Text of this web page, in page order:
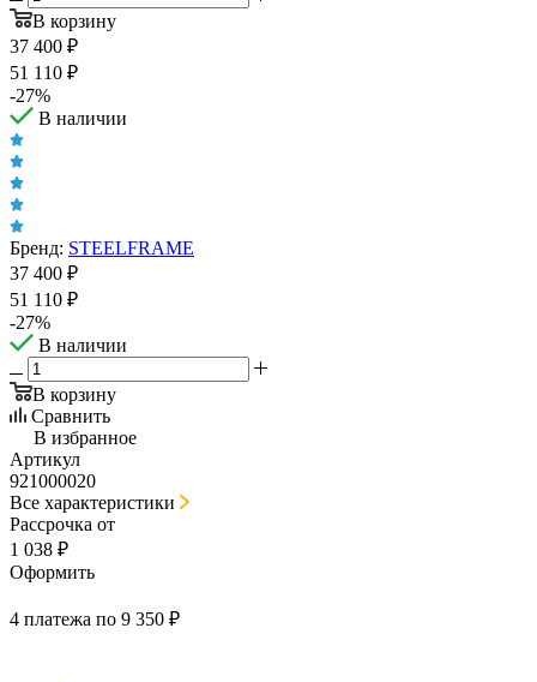
В корзину
37 400 ₽
51 110 ₽
-27%
В наличии
Бренд: STEELFRAME
37 400 ₽
51 110 ₽
-27%
В наличии
В корзину
Сравнить
В избранное
Артикул
921000020
Все характеристики
Рассрочка от
1 038 ₽
Оформить
4 платежа по 9 350 ₽